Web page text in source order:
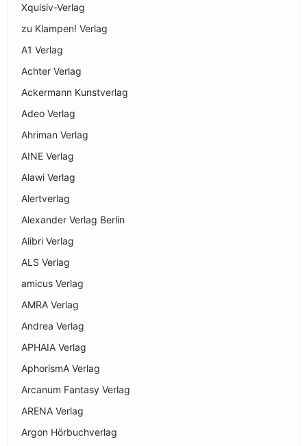
Xquisiv-Verlag
zu Klampen! Verlag
A1 Verlag
Achter Verlag
Ackermann Kunstverlag
Adeo Verlag
Ahriman Verlag
AINE Verlag
Alawi Verlag
Alertverlag
Alexander Verlag Berlin
Alibri Verlag
ALS Verlag
amicus Verlag
AMRA Verlag
Andrea Verlag
APHAIA Verlag
AphorismA Verlag
Arcanum Fantasy Verlag
ARENA Verlag
Argon Hörbuchverlag